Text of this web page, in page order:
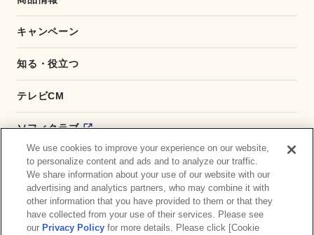
キャンペーン
知る・役立つ
テレビCM
ソフィクラブ
かんたん応募サービス
ダイレクトショップ
商品取扱い店舗検索
We use cookies to improve your experience on our website,
to personalize content and ads and to analyze our traffic.
We share information about your use of our website with our
advertising and analytics partners, who may combine it with
other information that you have provided to them or that they
have collected from your use of their services. Please see
our Privacy Policy for more details. Please click [Cookie